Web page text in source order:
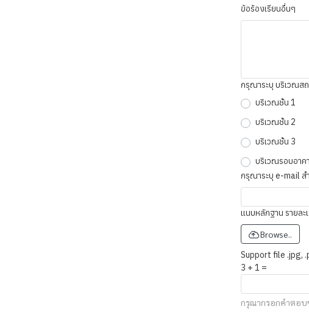
ข้อร้องเรียนอื่นๆ
กรุณาระบุ บริเวณส
บริเวณชั้น 1
บริเวณชั้น 2
บริเวณชั้น 3
บริเวณรอบอาค
กรุณาระบุ e-mail ส
แนบหลักฐาน รายล
Browse..
Support file .jpg,
3 + 1 =
กรุณากรอกคำตอ